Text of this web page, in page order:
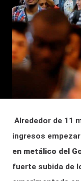
Alrededor de 11
ingresos
en metálico del
fuerte subida de